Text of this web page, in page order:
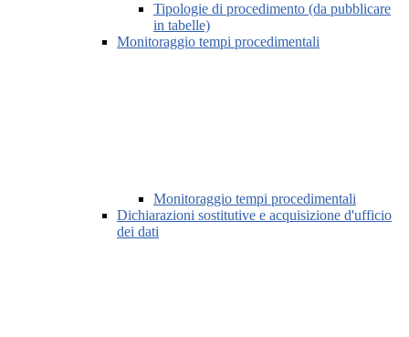
Tipologie di procedimento (da pubblicare
in tabelle)
Monitoraggio tempi procedimentali
Monitoraggio tempi procedimentali
Dichiarazioni sostitutive e acquisizione d'ufficio
dei dati